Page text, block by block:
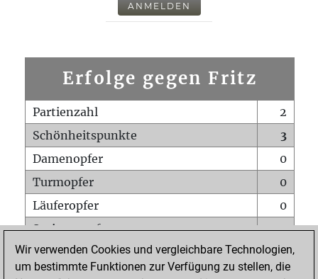
ANMELDEN
Erfolge gegen Fritz
Partienzahl
2
Schönheitspunkte
3
Damenopfer
0
Turmopfer
0
Läuferopfer
0
Springeropfer
0
Bauernopfer
0
Matt auf vollem Brett
0
Wir verwenden Cookies und vergleichbare Technologien,
um bestimmte Funktionen zur Verfügung zu stellen, die